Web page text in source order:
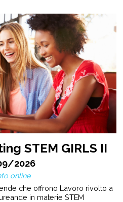
STEM GIRLS II
2026
online
che offrono Lavoro rivolto a
in materie STEM